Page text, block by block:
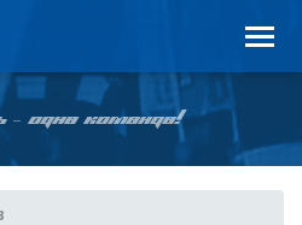
– ОДНА КОМАНДА!